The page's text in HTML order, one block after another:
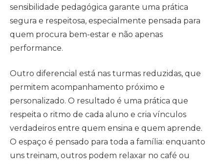
sensibilidade pedagógica garante uma prática
segura e respeitosa, especialmente pensada para
quem procura bem-estar e não apenas
performance.
Outro diferencial está nas turmas reduzidas, que
permitem acompanhamento próximo e
personalizado. O resultado é uma prática que
respeita o ritmo de cada aluno e cria vínculos
verdadeiros entre quem ensina e quem aprende.
O espaço é pensado para toda a família: enquanto
uns treinam, outros podem relaxar no café ou